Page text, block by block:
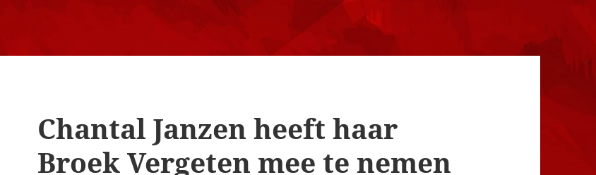
Chantal Janzen heeft haar
Broek Vergeten mee te nemen